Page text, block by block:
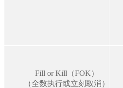
Fill or Kill（FOK）
（全数执行或立刻取消）